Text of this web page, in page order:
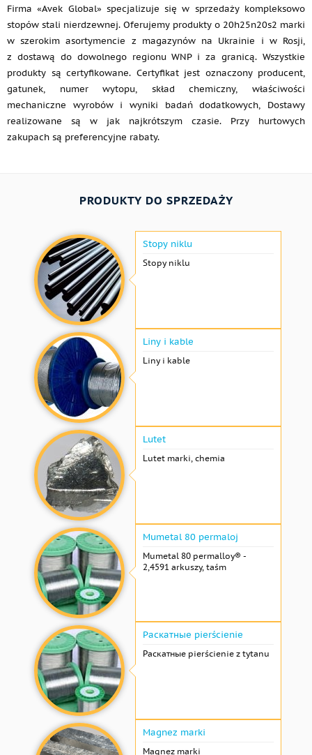
Firma «Avek Global» specjalizuje się w sprzedaży kompleksowo
stopów stali nierdzewnej. Oferujemy produkty o 20h25n20s2 marki
w szerokim asortymencie z magazynów na Ukrainie i w Rosji,
z dostawą do dowolnego regionu WNP i za granicą. Wszystkie
produkty są certyfikowane. Certyfikat jest oznaczony producent,
gatunek, numer wytopu, skład chemiczny, właściwości
mechaniczne wyrobów i wyniki badań dodatkowych, Dostawy
realizowane są w jak najkrótszym czasie. Przy hurtowych
zakupach są preferencyjne rabaty.
PRODUKTY DO SPRZEDAŻY
Stopy niklu
Stopy niklu
Liny i kable
Liny i kable
Lutet
Lutet marki, chemia
Mumetal 80 permaloj
Mumetal 80 permalloy® -
2,4591 arkuszy, taśm
Раскатные pierścienie
Раскатные pierścienie z tytanu
Magnez marki
Magnez marki